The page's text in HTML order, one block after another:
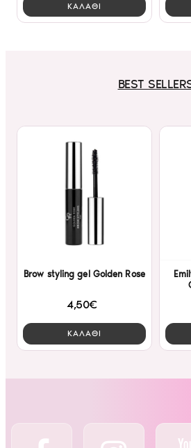
ΚΑΛΑΘΙ
BEST
Brow styling gel Golden Rose
4,50€
ΚΑΛΑΘΙ